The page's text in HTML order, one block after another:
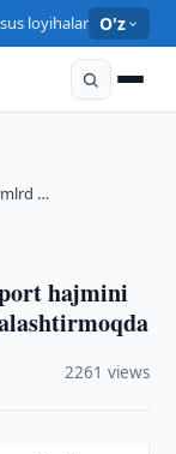
loyihalar O'z
mlrd …
hajmini
2261 views